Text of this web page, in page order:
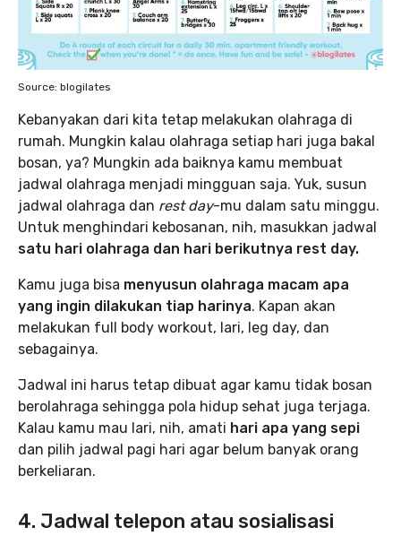
Source: blogilates
Kebanyakan dari kita tetap melakukan olahraga di
rumah. Mungkin kalau olahraga setiap hari juga bakal
bosan, ya? Mungkin ada baiknya kamu membuat
jadwal olahraga menjadi mingguan saja. Yuk, susun
jadwal olahraga dan rest day-mu dalam satu minggu.
Untuk menghindari kebosanan, nih, masukkan jadwal
satu hari olahraga dan hari berikutnya rest day.
Kamu juga bisa menyusun olahraga macam apa
yang ingin dilakukan tiap harinya. Kapan akan
melakukan full body workout, lari, leg day, dan
sebagainya.
Jadwal ini harus tetap dibuat agar kamu tidak bosan
berolahraga sehingga pola hidup sehat juga terjaga.
Kalau kamu mau lari, nih, amati hari apa yang sepi
dan pilih jadwal pagi hari agar belum banyak orang
berkeliaran.
4. Jadwal telepon atau sosialisasi